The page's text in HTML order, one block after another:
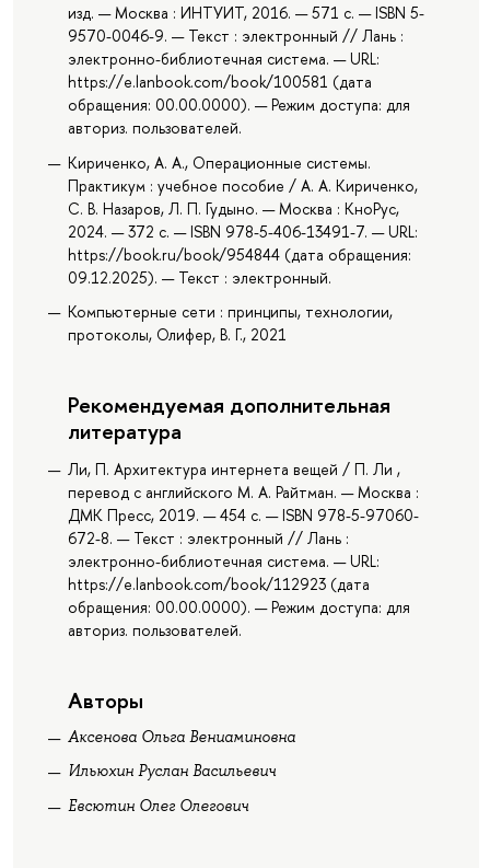
изд. — Москва : ИНТУИТ, 2016. — 571 с. — ISBN 5-
9570-0046-9. — Текст : электронный // Лань :
электронно-библиотечная система. — URL:
https://e.lanbook.com/book/100581 (дата
обращения: 00.00.0000). — Режим доступа: для
авториз. пользователей.
Кириченко, А. А., Операционные системы.
Практикум : учебное пособие / А. А. Кириченко,
С. В. Назаров, Л. П. Гудыно. — Москва : КноРус,
2024. — 372 с. — ISBN 978-5-406-13491-7. — URL:
https://book.ru/book/954844 (дата обращения:
09.12.2025). — Текст : электронный.
Компьютерные сети : принципы, технологии,
протоколы, Олифер, В. Г., 2021
Рекомендуемая дополнительная
литература
Ли, П. Архитектура интернета вещей / П. Ли ,
перевод с английского М. А. Райтман. — Москва :
ДМК Пресс, 2019. — 454 с. — ISBN 978-5-97060-
672-8. — Текст : электронный // Лань :
электронно-библиотечная система. — URL:
https://e.lanbook.com/book/112923 (дата
обращения: 00.00.0000). — Режим доступа: для
авториз. пользователей.
Авторы
Аксенова Ольга Вениаминовна
Ильюхин Руслан Васильевич
Евсютин Олег Олегович